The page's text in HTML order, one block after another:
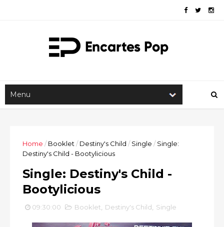
Home / Booklet / Destiny's Child / Single / Single:
Destiny's Child - Bootylicious
Single: Destiny's Child -
Bootylicious
09:30:00 Booklet Destiny's Child Single